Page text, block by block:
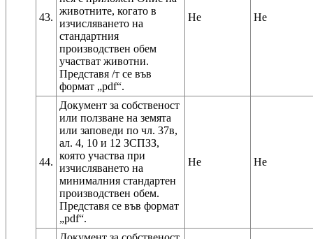
43.
животните, когато в
изчисляването на
стандартния
производствен обем
участват животни.
Представя /т се във
Не Не
44.
Документ за собственост
или ползване на земята
или заповеди по чл. 37в,
ал. 4, 10 и 12 ЗСПЗЗ,
която участва при
изчисляването на
минималния стандартен
производствен обем.
Представя се във формат
Не Не